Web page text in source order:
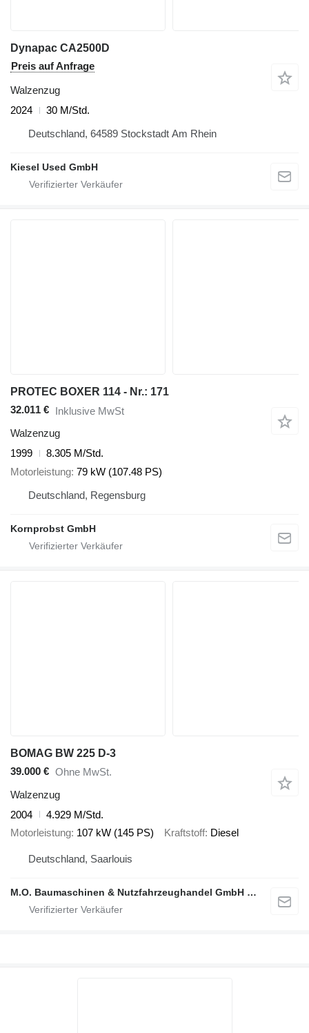
Dynapac CA2500D
Preis auf Anfrage
Walzenzug
2024
30 M/Std.
Deutschland, 64589 Stockstadt Am Rhein
Kiesel Used GmbH
PROTEC BOXER 114 - Nr.: 171
32.011 € Inklusive MwSt
Walzenzug
1999
8.305 M/Std.
Motorleistung 79 kW (107.48 PS)
Deutschland, Regensburg
Kornprobst GmbH
BOMAG BW 225 D-3
39.000 € Ohne MwSt.
Walzenzug
2004
4.929 M/Std.
Motorleistung 107 kW (145 PS) Kraftstoff Diesel
Deutschland, Saarlouis
M.O. Baumaschinen & Nutzfahrzeughandel GmbH & CO.